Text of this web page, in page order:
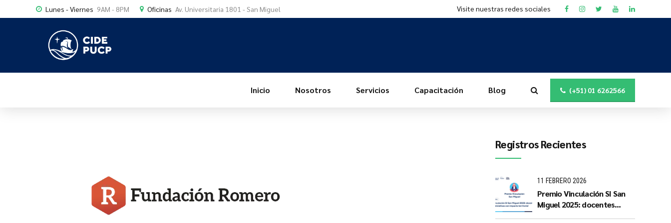
Lunes - Viernes 9AM - 8PM Oficinas Av. Universitaria 1801 - San Miguel Visite nuestras redes sociales
(+51) 01 6262566
Inicio Nosotros Servicios Capacitación Blog
Registros Recientes
11 FEBRERO 2026
Premio Vinculación SI San
Miguel 2025: docentes